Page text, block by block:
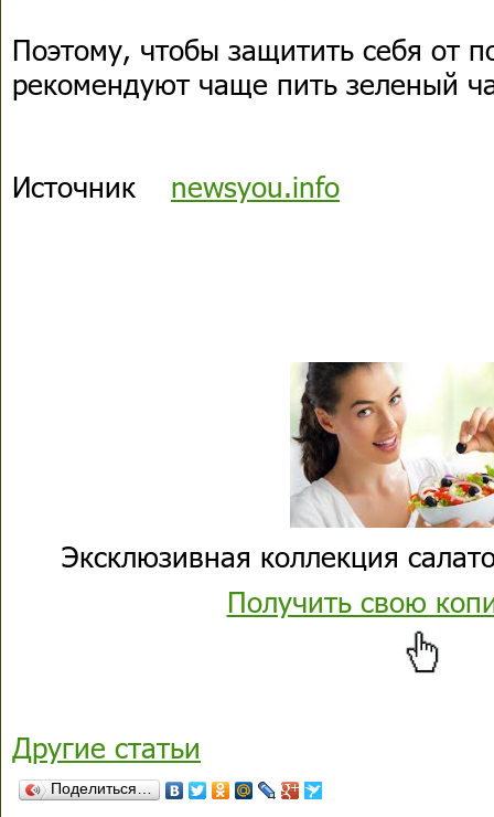
Поэтому, чтобы защитить себя от
рекомендуют чаще пить зеленый
Источник newsyou.info
Эксклюзивная коллекция
Получить свою
Другие статьи
Поделиться…